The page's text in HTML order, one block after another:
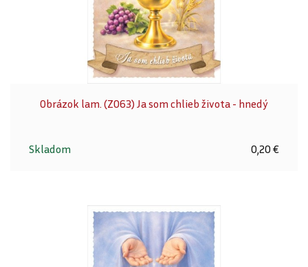
Obrázok lam. (Z063) Ja som chlieb života - hnedý
Skladom 0,20 €